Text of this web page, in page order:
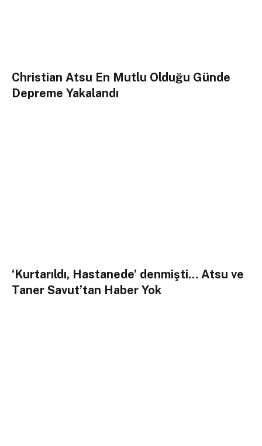
Christian Atsu En Mutlu Olduğu Günde
Depreme Yakalandı
‘Kurtarıldı, Hastanede’ denmişti… Atsu ve
Taner Savut’tan Haber Yok